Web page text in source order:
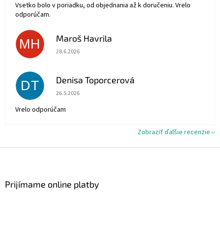
Vsetko bolo v poriadku, od objednania až k doručeniu. Vrelo
odporúčam.
MH Maroš Havrila
Hodnotenie obchodu je 5 z 5 hviezdičiek.
28.6.2026
DT Denisa Toporcerová
Hodnotenie obchodu je 5 z 5 hviezdičiek.
26.5.2026
Vrelo odporúčam
Zobraziť ďalšie recenzie
Prijímame online platby